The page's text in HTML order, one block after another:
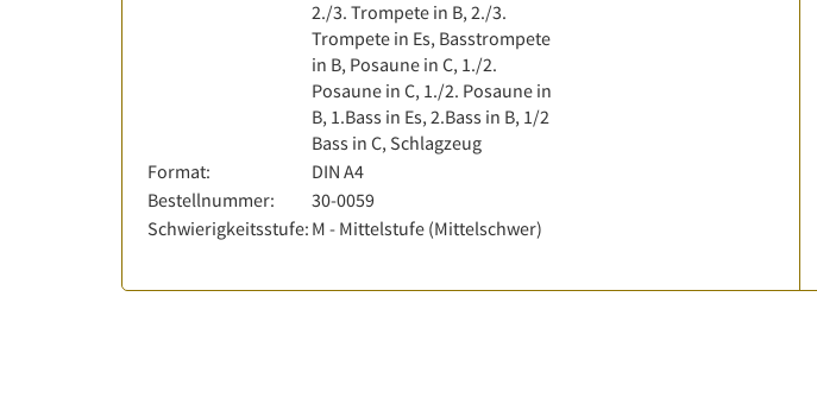
2./3. Trompete in B, 2./3.
Trompete in Es, Basstrompete
in B, Posaune in C, 1./2.
Posaune in C, 1./2. Posaune in
B, 1.Bass in Es, 2.Bass in B, 1/2
Bass in C, Schlagzeug
Format:
DIN A4
Bestellnummer:
30-0059
Schwierigkeitsstufe: M - Mittelstufe (Mittelschwer)